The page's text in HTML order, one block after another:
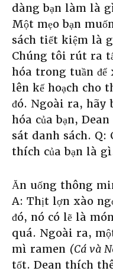
dàng bạn làm là
Một mẹo bạn
sách tiết kiệm là
Chúng tôi rút ra
hóa trong tuần
lên kế hoạch cho
đó. Ngoài ra, hãy
hóa của bạn,
sát danh sách.
thích của bạn là
Ăn uống thông
A: Thịt lợn xào
đó, nó có lẽ là
quá. Ngoài ra,
mì ramen (Cá và
tốt. Dean thích